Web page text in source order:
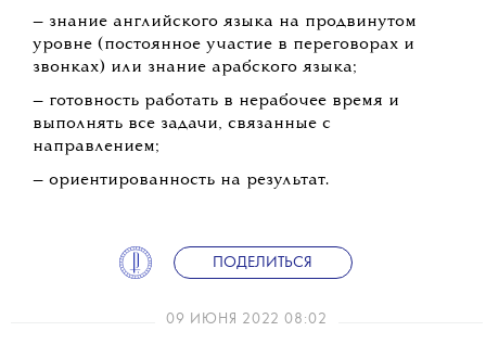
— знание английского языка на продвинутом
уровне (постоянное участие в переговорах и
звонках) или знание арабского языка;
— готовность работать в нерабочее время и
выполнять все задачи, связанные с
направлением;
— ориентированность на результат.
ПОДЕЛИТЬСЯ
09 ИЮНЯ 2022 08:02